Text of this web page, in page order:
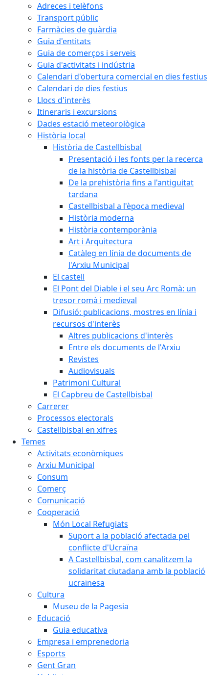
Adreces i telèfons
Transport públic
Farmàcies de guàrdia
Guia d'entitats
Guia de comerços i serveis
Guia d'activitats i indústria
Calendari d'obertura comercial en dies festius
Calendari de dies festius
Llocs d'interès
Itineraris i excursions
Dades estació meteorològica
Història local
Història de Castellbisbal
Presentació i les fonts per la recerca
de la història de Castellbisbal
De la prehistòria fins a l'antiguitat
tardana
Castellbisbal a l'època medieval
Història moderna
Història contemporània
Art i Arquitectura
Catàleg en línia de documents de
l'Arxiu Municipal
El castell
El Pont del Diable i el seu Arc Romà: un
tresor romà i medieval
Difusió: publicacions, mostres en línia i
recursos d'interès
Altres publicacions d'interès
Entre els documents de l'Arxiu
Revistes
Audiovisuals
Patrimoni Cultural
El Capbreu de Castellbisbal
Carrerer
Processos electorals
Castellbisbal en xifres
Temes
Activitats econòmiques
Arxiu Municipal
Consum
Comerç
Comunicació
Cooperació
Món Local Refugiats
Suport a la població afectada pel
conflicte d'Ucraïna
A Castellbisbal, com canalitzem la
solidaritat ciutadana amb la població
ucraïnesa
Cultura
Museu de la Pagesia
Educació
Guia educativa
Empresa i emprenedoria
Esports
Gent Gran